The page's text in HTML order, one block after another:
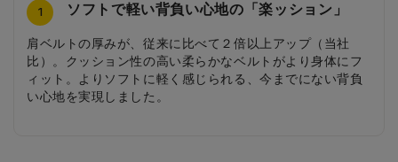
1 ソフトで軽い背負い心地の「楽ッション」
肩ベルトの厚みが、従来に比べて２倍以上アップ（当社
比）。クッション性の高い柔らかなベルトがより身体にフ
ィット。よりソフトに軽く感じられる、今までにない背負
い心地を実現しました。
2 安ピカッ・光る肩ベルト
日中はデザインとして溶け込み、雨の日や暗い夜道は車の
ライトに反射してピカッと光る安ピカッを搭載。カブセの
縁に加えて肩ベルトの前面も「安ピカッ」仕様に。
3 荷物を守る芯材補強
本体の背中、側面、底、メインポケット上部を芯材で補強
することで、型崩れしにくい形状にし、大切な荷物を守り
ます。
4 半カブセタイプ
半カブセタイプにすることでスタイリッシュなデザインと
同時に軽量化も実現させました。
5 開け閉めしやすいマグネットバックル
荷物を守るロックはドイツのFIDLOCK社バックルを搭載し
ました。マグネット入りで近づけるだけで閉じられ、開け
るときはワンプッシュ。荷物が多い日には、裏側のボタン
を付け替えるだけでお子さまでも簡単に長さが調節できま
6 収納力をアップする水筒ポケット
側面には水筒や折り畳み傘、ふでばこなどが入れられるマ
ルチポケットが付いています。かさばる水筒もスッキリ収
納でき、出し入れも簡単です。
7 汗ムレを防ぎ、清潔さをキープ
背当ての素材には通気性・透湿性に優れた「エアーフレッ
シュ」素材を使用。 また、背当ての形状は、凸凹にするこ
とにより、通気空間が確保され、空気が流れる設計にして
います。お子さまの背中をムレにくく、夏でも快適な状態
8 汚れにくい設計（底びょう・チリ構造）
底びょう・チリ部があることにより、ランドセルの側面や
底面が、壁や地面と直接触れることを防ぎ、傷や汚れがつ
きにくい構造になっています。
9 教科書ベルトでより収納しやすく
教科書ベルトを使うことで荷物が少ない日も荷物の揺れを
抑えるとともに、整理しやすくなります。また、背中に荷
物を密着させることで、体感重量を軽減してくれます。
10 ガバッと開くアコーディオンポケット
前ポケットはアコーディオンポケットにすることで、さら
に収納力UP。また、ポケットが大きく開くので、中身が見
やすく取り出しやすい構造になっています。